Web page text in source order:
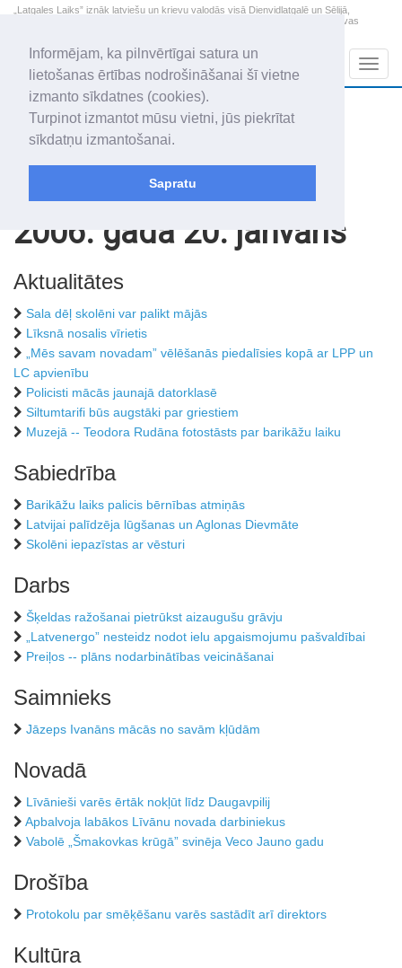
Informējam, ka pilnvērtīgai satura un
lietošanas ērtības nodrošināšanai šī vietne
izmanto sīkdatnes (cookies).
Turpinot izmantot mūsu vietni, jūs piekrītat
sīkdatņu izmantošanai.
Sapratu
„Latgales Laiks” iznāk latviešu un krievu valodās visā Dienvidlatgalē un Sēlijā,
„Latgales Laiks” latviešu valodā aptver Daugavpils valstspilsētu, Augšdaugavas
2026. gada 8. augusts
Sestdiena
Mudīte, Vladislava, Vladislavs
+19.3
2006. gada 20. janvāris
Aktualitātes
Sala dēļ skolēni var palikt mājās
Līksnā nosalis vīrietis
„Mēs savam novadam” vēlēšanās piedalīsies kopā ar LPP un
LC apvienību
Policisti mācās jaunajā datorklasē
Siltumtarifi būs augstāki par griestiem
Muzejā -- Teodora Rudāna fotostāsts par barikāžu laiku
Sabiedrība
Barikāžu laiks palicis bērnības atmiņās
Latvijai palīdzēja lūgšanas un Aglonas Dievmāte
Skolēni iepazīstas ar vēsturi
Darbs
Šķeldas ražošanai pietrūkst aizaugušu grāvju
„Latvenergo” nesteidz nodot ielu apgaismojumu pašvaldībai
Preiļos -- plāns nodarbinātības veicināšanai
Saimnieks
Jāzeps Ivanāns mācās no savām kļūdām
Novadā
Līvānieši varēs ērtāk nokļūt līdz Daugavpilij
Apbalvoja labākos Līvānu novada darbiniekus
Vabolē „Šmakovkas krūgā” svinēja Veco Jauno gadu
Drošība
Protokolu par smēķēšanu varēs sastādīt arī direktors
Kultūra